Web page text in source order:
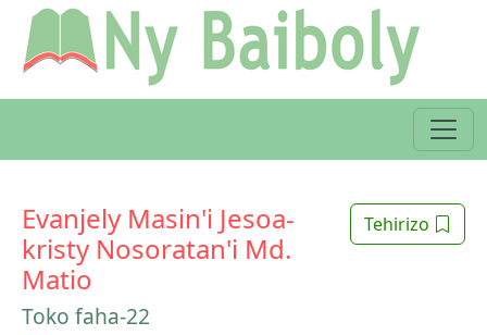
Tehirizo
Evanjely Masin'i Jesoa-
kristy Nosoratan'i Md.
Matio
Toko faha-22